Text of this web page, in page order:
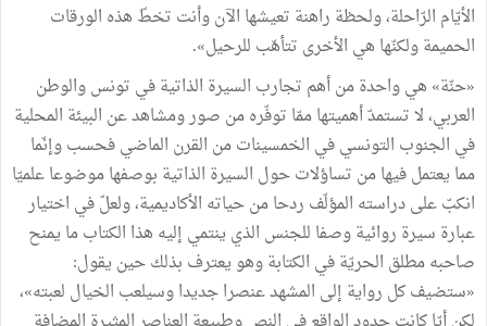
الأيّام الرّاحلة، ولحظة راهنة تعيشها الآن وأنت تخطّ هذه الورقات
الحميمة ولكنّها هي الأخرى تتأهّب للرحيل».
«حنّة» هي واحدة من أهم تجارب السيرة الذاتية في تونس والوطن
العربي، لا تستمدّ أهميتها ممّا توفّره من صور ومشاهد عن البيئة المحلية
في الجنوب التونسي في الخمسينات من القرن الماضي فحسب وإنّما
مما يعتمل فيها من تساؤلات حول السيرة الذاتية بوصفها موضوعا علميّا
انكبّ على دراسته المؤلّف ردحا من حياته الأكاديمية، ولعلّ في اختيار
عبارة سيرة روائية وصفا للجنس الذي ينتمي إليه هذا الكتاب ما يمنح
صاحبه مطلق الحريّة في الكتابة وهو يعترف بذلك حين يقول:
«ستضيف كل رواية إلى المشهد عنصرا جديدا وسيلعب الخيال لعبته»،